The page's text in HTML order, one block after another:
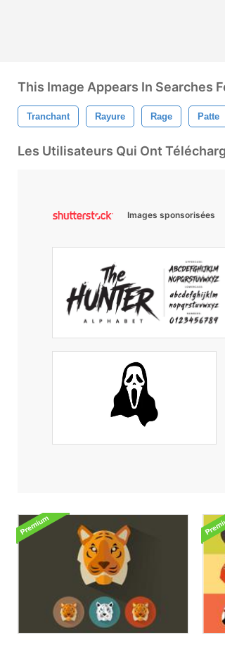
This Image Appears In Searches
Tranchant Rayure Rage Patte
Les Utilisateurs Qui Ont
Images sponsorisées